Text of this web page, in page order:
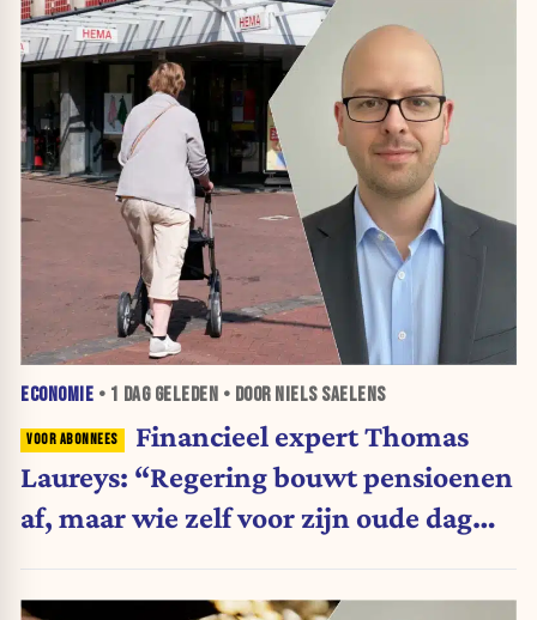
ECONOMIE • 1 DAGGELEDEN • DOOR NIELS SAELENS
Financieel expert Thomas
Laureys: “Regering bouwt pensioenen
af, maar wie zelf voor zijn oude dag